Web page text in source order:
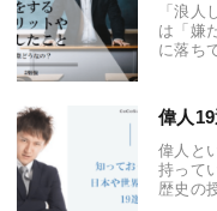
「浪人
は「嫌
に落ち
偉人
偉人と
持って
歴史の